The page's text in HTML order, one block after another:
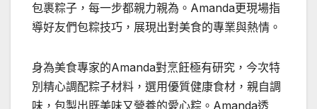
包裹粽子，每一步都親力親為。Amanda更現場指
導好友們包粽技巧，展現出對美食的專業與熱情。
身為美食專家的Amanda對烹飪極有研究，今次特
別精心調配粽子材料，選用優質健康食材，親自調
味，包製出既美味又營養的愛心粽。Amanda透